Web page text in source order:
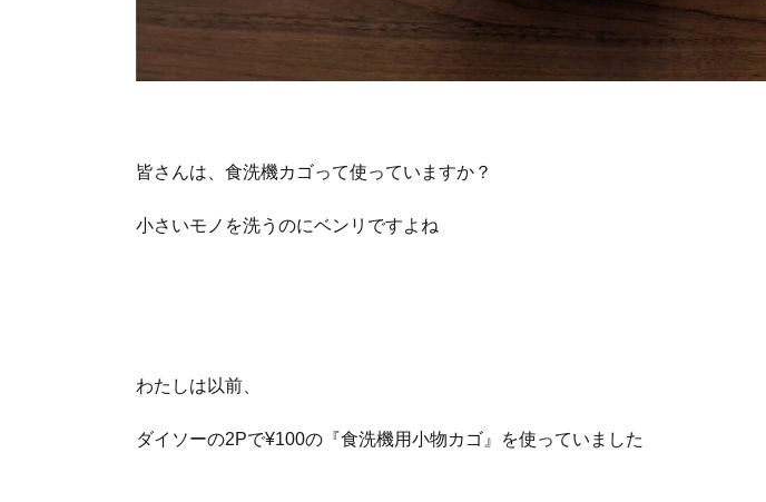
皆さんは、食洗機カゴって使っていますか？
小さいモノを洗うのにベンリですよね
わたしは以前、
ダイソーの2Pで¥100の『食洗機用小物カゴ』を使っていました